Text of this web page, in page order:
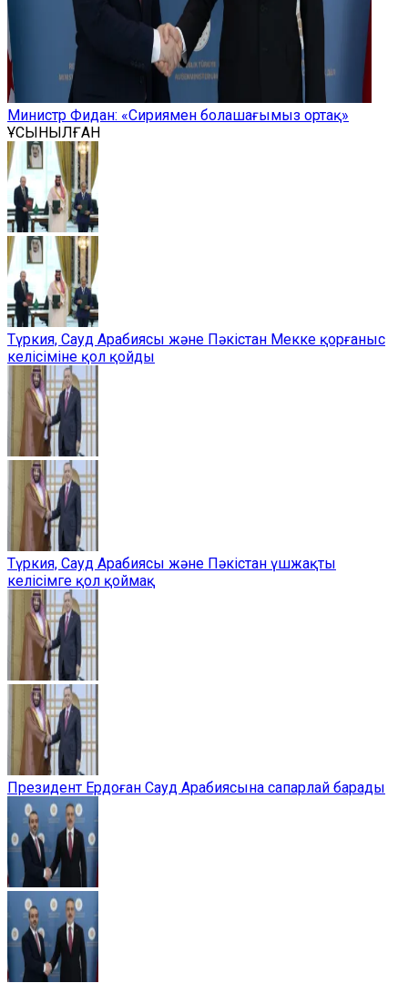
Министр Фидан: «Сириямен болашағымыз ортақ»
ҰСЫНЫЛҒАН
Түркия, Сауд Арабиясы және Пәкістан Мекке қорғаныс
келісіміне қол қойды
Түркия, Сауд Арабиясы және Пәкістан үшжақты
келісімге қол қоймақ
Президент Ердоған Сауд Арабиясына сапарлай барады